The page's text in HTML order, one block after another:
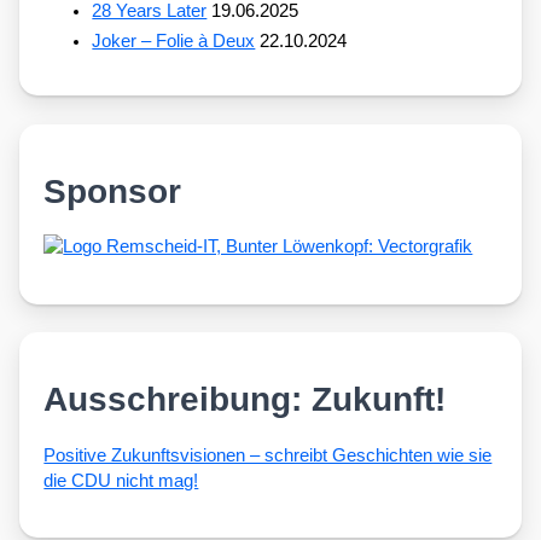
28 Years Later 19.06.2025
Joker – Folie à Deux 22.10.2024
Sponsor
Ausschreibung: Zukunft!
Posi­ti­ve Zukunfts­vi­sio­nen – schreibt Geschich­ten wie sie
die CDU nicht mag!